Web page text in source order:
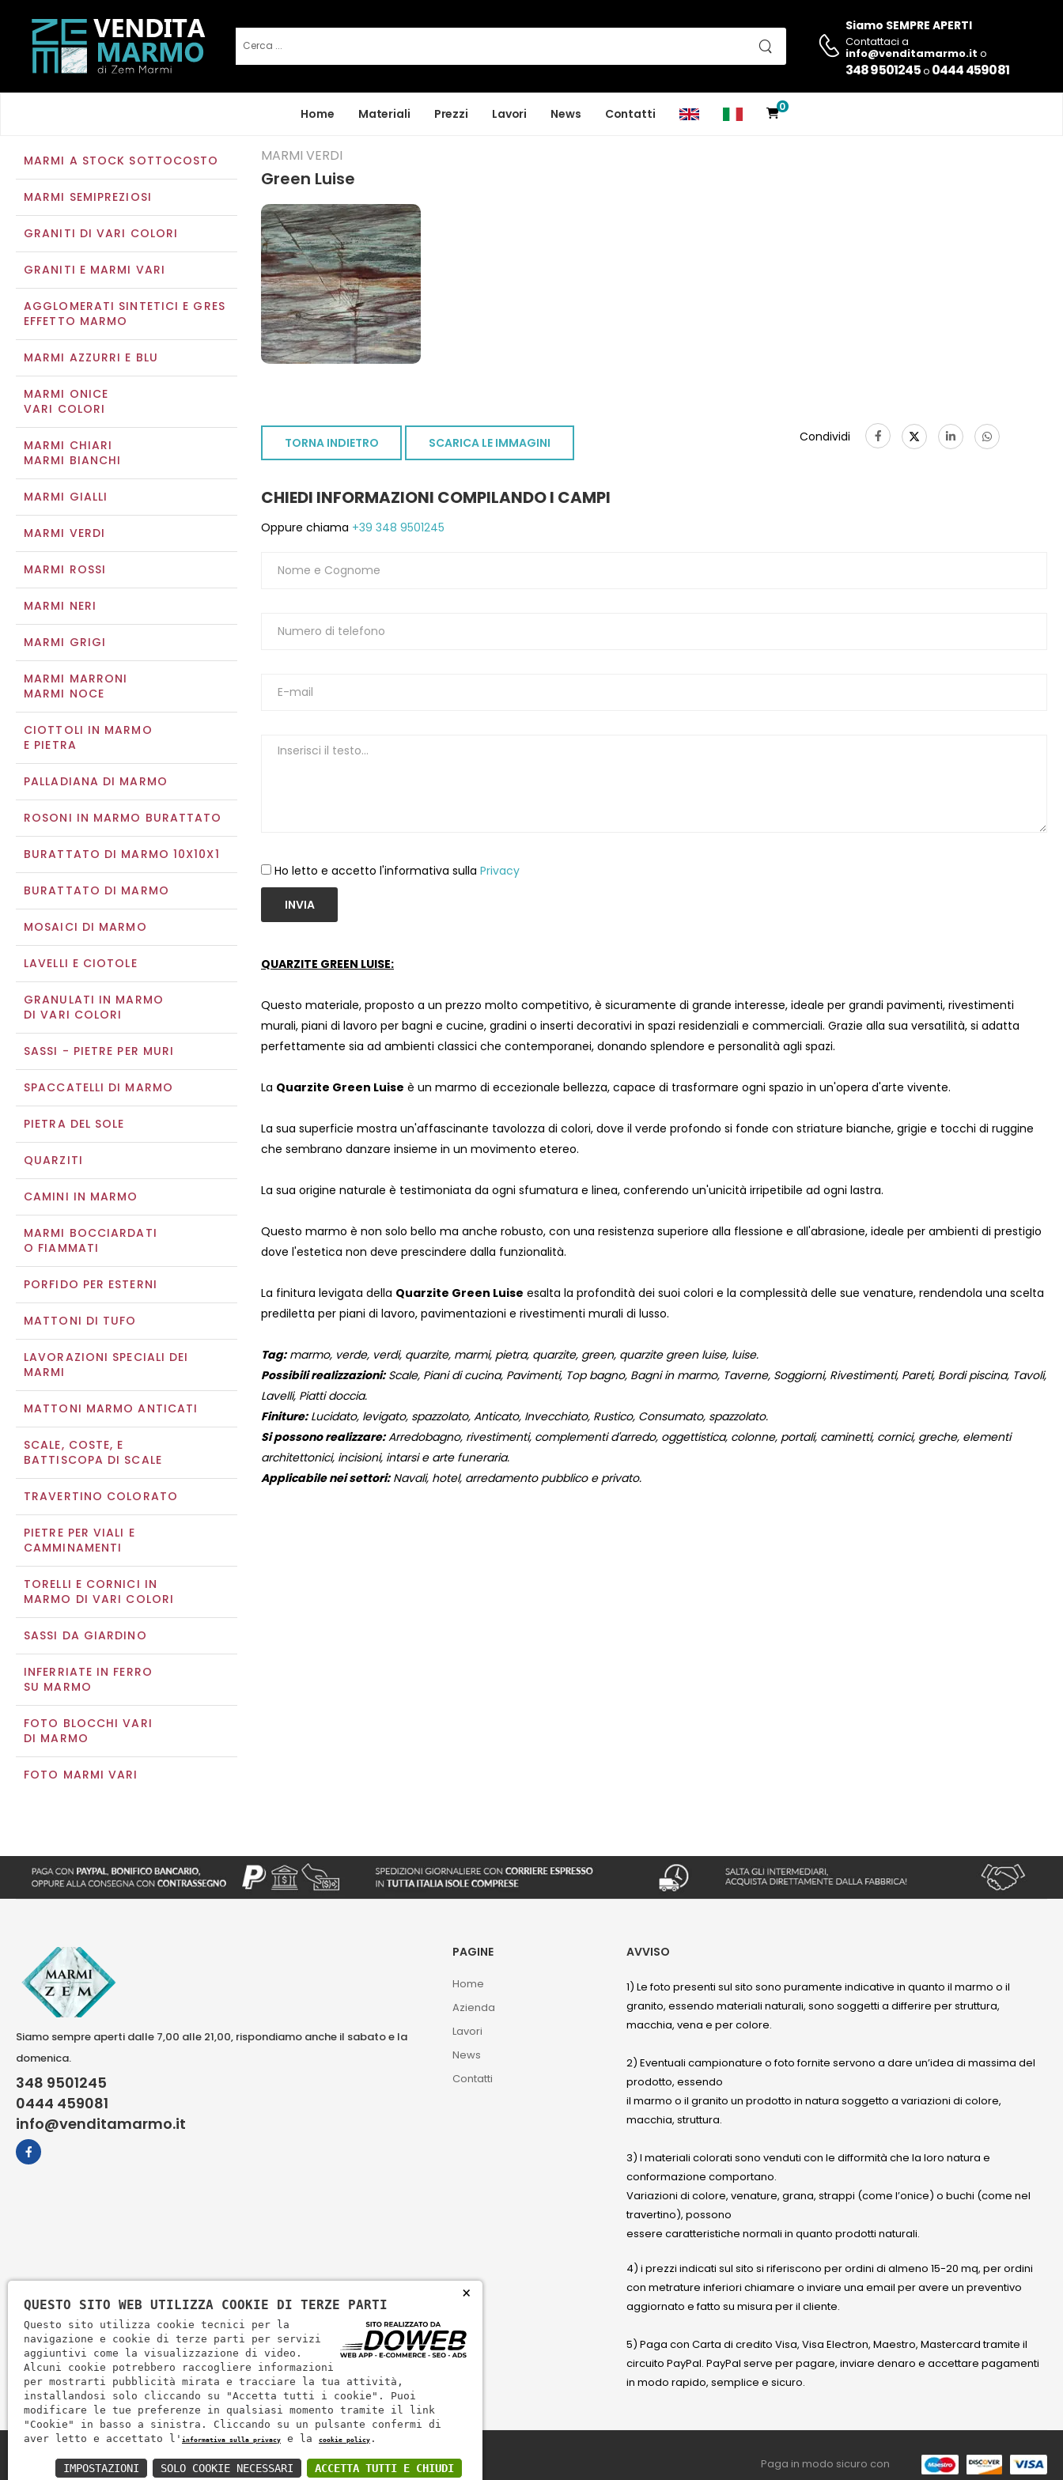
Siamo SEMPRE APERTI
Contattaci a
info@venditamarmo.it o
348 9501245o 0444 459081
Home Materiali Prezzi Lavori News Contatti 0
MARMI A STOCK SOTTOCOSTO
MARMI SEMIPREZIOSI
GRANITI DI VARI COLORI
GRANITI E MARMI VARI
AGGLOMERATI SINTETICI E GRES
EFFETTO MARMO
MARMI AZZURRI E BLU
MARMI ONICE
VARI COLORI
MARMI CHIARI
MARMI BIANCHI
MARMI GIALLI
MARMI VERDI
MARMI ROSSI
MARMI NERI
MARMI GRIGI
MARMI MARRONI
MARMI NOCE
CIOTTOLI IN MARMO
E PIETRA
PALLADIANA DI MARMO
ROSONI IN MARMO BURATTATO
BURATTATO DI MARMO 10X10X1
BURATTATO DI MARMO
MOSAICI DI MARMO
LAVELLI E CIOTOLE
GRANULATI IN MARMO
DI VARI COLORI
SASSI - PIETRE PER MURI
SPACCATELLI DI MARMO
PIETRA DEL SOLE
QUARZITI
CAMINI IN MARMO
MARMI BOCCIARDATI
O FIAMMATI
PORFIDO PER ESTERNI
MATTONI DI TUFO
LAVORAZIONI SPECIALI DEI
MARMI
MATTONI MARMO ANTICATI
SCALE, COSTE, E
BATTISCOPA DI SCALE
TRAVERTINO COLORATO
PIETRE PER VIALI E
CAMMINAMENTI
TORELLI E CORNICI IN
MARMO DI VARI COLORI
SASSI DA GIARDINO
INFERRIATE IN FERRO
SU MARMO
FOTO BLOCCHI VARI
DI MARMO
FOTO MARMI VARI
MARMI VERDI
Green Luise
TORNA INDIETRO SCARICA LE IMMAGINI Condividi
CHIEDI INFORMAZIONI COMPILANDO I CAMPI
Oppure chiama +39 348 9501245
Ho letto e accetto l'informativa sulla Privacy
INVIA
QUARZITE GREEN LUISE:
Questo materiale, proposto a un prezzo molto competitivo, è sicuramente di grande interesse, ideale per grandi pavimenti, rivestimenti
murali, piani di lavoro per bagni e cucine, gradini o inserti decorativi in ​​spazi residenziali e commerciali. Grazie alla sua versatilità, si adatta
perfettamente sia ad ambienti classici che contemporanei, donando splendore e personalità agli spazi.
La Quarzite Green Luise è un marmo di eccezionale bellezza, capace di trasformare ogni spazio in un'opera d'arte vivente.
La sua superficie mostra un'affascinante tavolozza di colori, dove il verde profondo si fonde con striature bianche, grigie e tocchi di ruggine
che sembrano danzare insieme in un movimento etereo.
La sua origine naturale è testimoniata da ogni sfumatura e linea, conferendo un'unicità irripetibile ad ogni lastra.
Questo marmo è non solo bello ma anche robusto, con una resistenza superiore alla flessione e all'abrasione, ideale per ambienti di prestigio
dove l'estetica non deve prescindere dalla funzionalità.
La finitura levigata della Quarzite Green Luise esalta la profondità dei suoi colori e la complessità delle sue venature, rendendola una scelta
prediletta per piani di lavoro, pavimentazioni e rivestimenti murali di lusso.
Tag:marmo, verde, verdi, quarzite, marmi, pietra, quarzite, green, quarzite green luise, luise.
Possibili realizzazioni:Scale, Piani di cucina, Pavimenti, Top bagno, Bagni in marmo, Taverne, Soggiorni, Rivestimenti, Pareti, Bordi piscina, Tavoli,
Lavelli, Piatti doccia.
Finiture:Lucidato, levigato, spazzolato, Anticato, Invecchiato, Rustico, Consumato, spazzolato.
Si possono realizzare:Arredobagno, rivestimenti, complementi d'arredo, oggettistica, colonne, portali, caminetti, cornici, greche, elementi
architettonici, incisioni, intarsi e arte funeraria.
Applicabile nei settori:Navali, hotel, arredamento pubblico e privato.
Siamo sempre aperti dalle 7,00 alle 21,00, rispondiamo anche il sabato e la
domenica.
348 9501245
0444 459081
info@venditamarmo.it
PAGINE
Home
Azienda
Lavori
News
Contatti
AVVISO
1) Le foto presenti sul sito sono puramente indicative in quanto il marmo o il
granito, essendo materiali naturali, sono soggetti a differire per struttura,
macchia, vena e per colore.
2) Eventuali campionature o foto fornite servono a dare un’idea di massima del
prodotto, essendo
il marmo o il granito un prodotto in natura soggetto a variazioni di colore,
macchia, struttura.
3) I materiali colorati sono venduti con le difformità che la loro natura e
conformazione comportano.
Variazioni di colore, venature, grana, strappi (come l’onice) o buchi (come nel
travertino), possono
essere caratteristiche normali in quanto prodotti naturali.
4) i prezzi indicati sul sito si riferiscono per ordini di almeno 15-20 mq, per ordini
con metrature inferiori chiamare o inviare una email per avere un preventivo
aggiornato e fatto su misura per il cliente.
5) Paga con Carta di credito Visa, Visa Electron, Maestro, Mastercard tramite il
circuito PayPal. PayPal serve per pagare, inviare denaro e accettare pagamenti
in modo rapido, semplice e sicuro.
Zem Marmi P.I. 03463990246 Paga in modo sicuro con
×
QUESTO SITO WEB UTILIZZA COOKIE DI TERZE PARTI
Questo sito utilizza cookie tecnici per la
navigazione e cookie di terze parti per servizi
aggiuntivi come la visualizzazione di video.
Alcuni cookie potrebbero raccogliere informazioni
per mostrarti pubblicità mirata e tracciare la tua attività,
installandosi solo cliccando su "Accetta tutti i cookie". Puoi
modificare le tue preferenze in qualsiasi momento tramite il link
"Cookie" in basso a sinistra. Cliccando su un pulsante confermi di
aver letto e accettato l' informativa sulla privacy e la cookie policy .
ACCETTA TUTTI E CHIUDI
SOLO COOKIE NECESSARI
IMPOSTAZIONI